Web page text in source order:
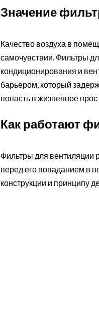
Значение
Качество воздуха в
самочувствии. Фильтры
кондиционирования и
барьером, который
попасть в жизненное
Как работают
Фильтры для вентиляции
перед его попаданием в
конструкции и принципу